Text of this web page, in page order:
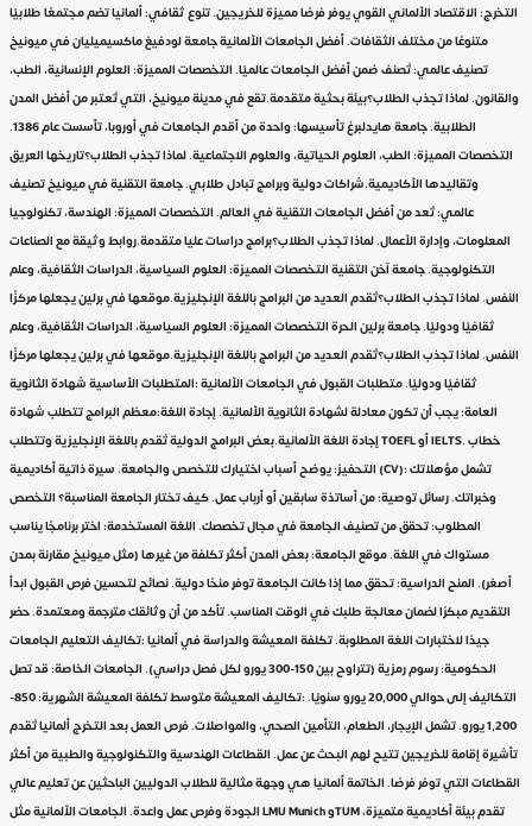
التخرج: الاقتصاد الألماني القوي يوفر فرصًا مميزة للخريجين. تنوع ثقافي: ألمانيا تضم مجتمعًا طلابيًا
متنوعًا من مختلف الثقافات. أفضل الجامعات الألمانية جامعة لودفيغ ماكسيميليان في ميونيخ
تصنيف عالمي: تُصنف ضمن أفضل الجامعات عالميًا. التخصصات المميزة: العلوم الإنسانية، الطب،
والقانون. لماذا تجذب الطلاب؟بيئة بحثية متقدمة.تقع في مدينة ميونيخ، التي تُعتبر من أفضل المدن
الطلابية. جامعة هايدلبرغ تأسيسها: واحدة من أقدم الجامعات في أوروبا، تأسست عام 1386.
التخصصات المميزة: الطب، العلوم الحياتية، والعلوم الاجتماعية. لماذا تجذب الطلاب؟تاريخها العريق
وتقاليدها الأكاديمية.شراكات دولية وبرامج تبادل طلابي. جامعة التقنية في ميونيخ تصنيف
عالمي: تُعد من أفضل الجامعات التقنية في العالم. التخصصات المميزة: الهندسة، تكنولوجيا
المعلومات، وإدارة الأعمال. لماذا تجذب الطلاب؟برامج دراسات عليا متقدمة.روابط وثيقة مع الصناعات
التكنولوجية. جامعة آخن التقنية التخصصات المميزة: العلوم السياسية، الدراسات الثقافية، وعلم
النفس. لماذا تجذب الطلاب؟تُقدم العديد من البرامج باللغة الإنجليزية.موقعها في برلين يجعلها مركزًا
ثقافيًا ودوليًا. جامعة برلين الحرة التخصصات المميزة: العلوم السياسية، الدراسات الثقافية، وعلم
النفس. لماذا تجذب الطلاب؟تُقدم العديد من البرامج باللغة الإنجليزية.موقعها في برلين يجعلها مركزًا
ثقافيًا ودوليًا. متطلبات القبول في الجامعات الألمانية :المتطلبات الأساسية شهادة الثانوية
العامة: يجب أن تكون معادلة لشهادة الثانوية الألمانية. إجادة اللغة:معظم البرامج تتطلب شهادة
إجادة اللغة الألمانية.بعض البرامج الدولية تُقدم باللغة الإنجليزية وتتطلب TOEFL أو IELTS. خطاب
التحفيز: يوضح أسباب اختيارك للتخصص والجامعة. سيرة ذاتية أكاديمية (CV): تشمل مؤهلاتك
وخبراتك. رسائل توصية: من أساتذة سابقين أو أرباب عمل. كيف تختار الجامعة المناسبة؟ التخصص
المطلوب: تحقق من تصنيف الجامعة في مجال تخصصك. اللغة المستخدمة: اختر برنامجًا يناسب
مستواك في اللغة. موقع الجامعة: بعض المدن أكثر تكلفة من غيرها (مثل ميونيخ مقارنة بمدن
أصغر). المنح الدراسية: تحقق مما إذا كانت الجامعة توفر منحًا دولية. نصائح لتحسين فرص القبول ابدأ
التقديم مبكرًا لضمان معالجة طلبك في الوقت المناسب. تأكد من أن وثائقك مترجمة ومعتمدة. حضر
جيدًا لاختبارات اللغة المطلوبة. تكلفة المعيشة والدراسة في ألمانيا :تكاليف التعليم الجامعات
الحكومية: رسوم رمزية (تتراوح بين 150-300 يورو لكل فصل دراسي). الجامعات الخاصة: قد تصل
التكاليف إلى حوالي 20,000 يورو سنويًا. :تكاليف المعيشة متوسط تكلفة المعيشة الشهرية: 850-
1,200 يورو. تشمل الإيجار، الطعام، التأمين الصحي، والمواصلات. فرص العمل بعد التخرج ألمانيا تُقدم
تأشيرة إقامة للخريجين تتيح لهم البحث عن عمل. القطاعات الهندسية والتكنولوجية والطبية من أكثر
القطاعات التي توفر فرصًا. الخاتمة ألمانيا هي وجهة مثالية للطلاب الدوليين الباحثين عن تعليم عالي
الجودة وفرص عمل واعدة. الجامعات الألمانية مثل LMU Munich وTUM تقدم بيئة أكاديمية متميزة،